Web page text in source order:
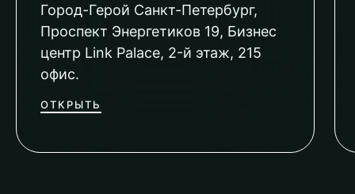
Город-Герой Санкт-Петербург,
Проспект Энергетиков 19, Бизнес
центр Link Palace, 2-й этаж, 215
офис.
ОТКРЫТЬ